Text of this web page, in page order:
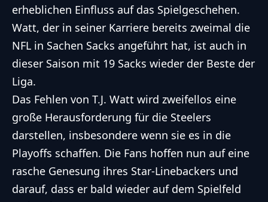
erheblichen Einfluss auf das Spielgeschehen.
Watt, der in seiner Karriere bereits zweimal die
NFL in Sachen Sacks angeführt hat, ist auch in
dieser Saison mit 19 Sacks wieder der Beste der
Liga.
Das Fehlen von T.J. Watt wird zweifellos eine
große Herausforderung für die Steelers
darstellen, insbesondere wenn sie es in die
Playoffs schaffen. Die Fans hoffen nun auf eine
rasche Genesung ihres Star-Linebackers und
darauf, dass er bald wieder auf dem Spielfeld